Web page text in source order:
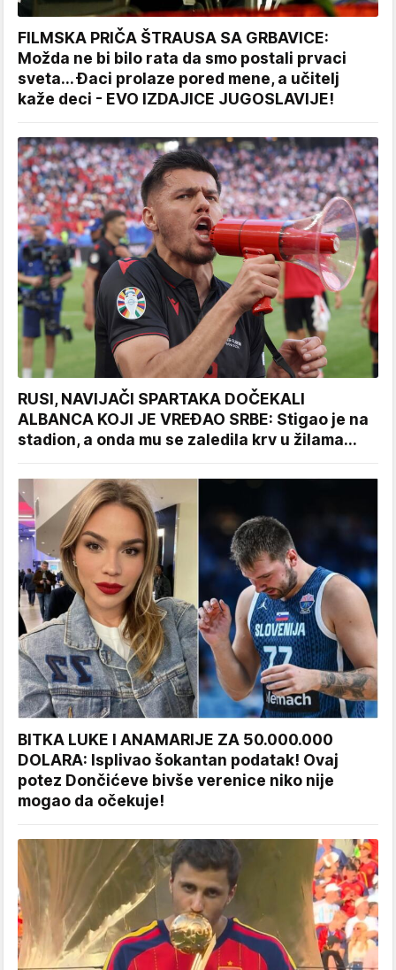
FILMSKA PRIČA ŠTRAUSA SA GRBAVICE:
Možda ne bi bilo rata da smo postali prvaci
sveta... Đaci prolaze pored mene, a učitelj
kaže deci - EVO IZDAJICE JUGOSLAVIJE!
RUSI, NAVIJAČI SPARTAKA DOČEKALI
ALBANCA KOJI JE VREĐAO SRBE: Stigao je na
stadion, a onda mu se zaledila krv u žilama...
BITKA LUKE I ANAMARIJE ZA 50.000.000
DOLARA: Isplivao šokantan podatak! Ovaj
potez Dončićeve bivše verenice niko nije
mogao da očekuje!